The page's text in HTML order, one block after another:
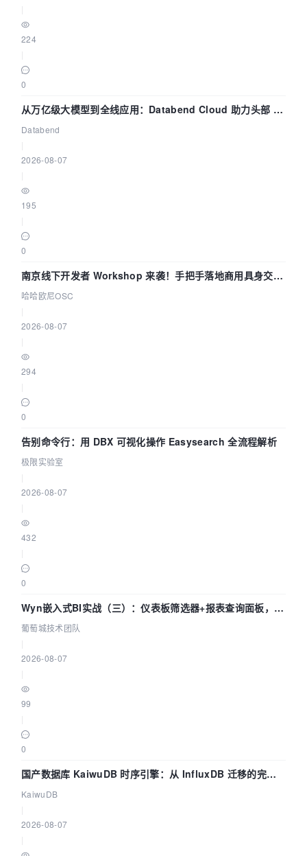
224
0
从万亿级大模型到全线应用：Databend Cloud 助力头部 AI
企业构建全链路 Trace 数据管道
Databend
2026-08-07
195
0
南京线下开发者 Workshop 来袭！手把手落地商用具身交互
智能 Agent 应用
哈哈欧尼OSC
2026-08-07
294
0
告别命令行：用 DBX 可视化操作 Easysearch 全流程解析
极限实验室
2026-08-07
432
0
Wyn嵌入式BI实战（三）：仪表板筛选器+报表查询面板，参
数联动全闭环
葡萄城技术团队
2026-08-07
99
0
国产数据库 KaiwuDB 时序引擎：从 InfluxDB 迁移的完整
技术路径
KaiwuDB
2026-08-07